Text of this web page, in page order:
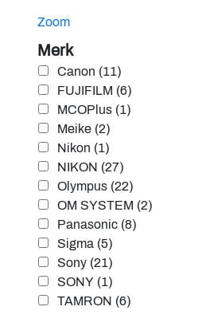
Zoom
Merk
Canon (11)
FUJIFILM (6)
MCOPlus (1)
Meike (2)
Nikon (1)
NIKON (27)
Olympus (22)
OM SYSTEM (2)
Panasonic (8)
Sigma (5)
Sony (21)
SONY (1)
TAMRON (6)